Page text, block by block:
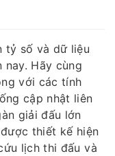
tỷ số và dữ liệu
Hãy cùng
với các tính
cập nhật liên
giải đấu lớn
thiết kế hiện
lịch thi đấu và